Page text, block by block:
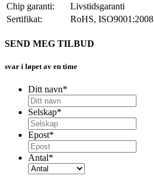
Chip garanti:
Livstidsgaranti
Sertifikat:
RoHS, ISO9001:2008
SEND MEG TILBUD
svar i løpet av en time
Ditt navn*
Selskap*
Epost*
Antal*